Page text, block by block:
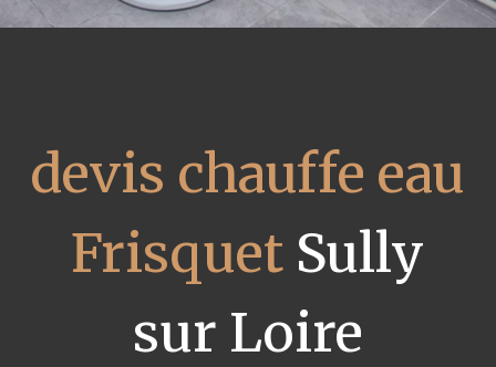
devis chauffe eau
Frisquet Sully
sur Loire